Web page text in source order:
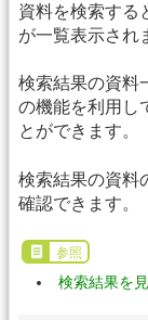
資料を検索する
が一覧表示され
検索結果の資料
の機能を利用し
とができます。
検索結果の資料
確認できます。
参照
検索結果を